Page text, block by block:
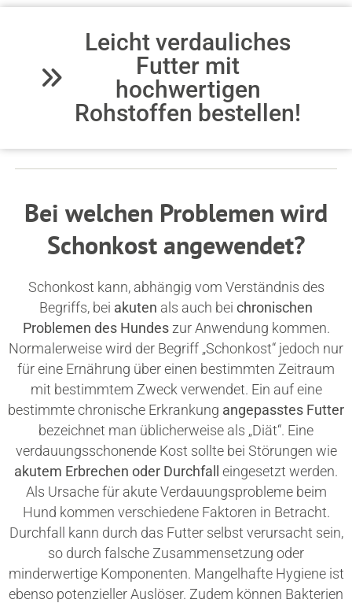
Leicht verdauliches
Futter mit
hochwertigen
Rohstoffen bestellen!
Bei welchen Problemen wird
Schonkost angewendet?
Schonkost kann, abhängig vom Verständnis des
Begriffs, bei akuten als auch bei chronischen
Problemen des Hundeszur Anwendung kommen.
Normalerweise wird der Begriff „Schonkost“ jedoch nur
für eine Ernährung über einen bestimmten Zeitraum
mit bestimmtem Zweck verwendet. Ein auf eine
bestimmte chronische Erkrankung angepasstes Futter
bezeichnet man üblicherweise als „Diät“. Eine
verdauungsschonende Kost sollte bei Störungen wie
akutem Erbrechen oder Durchfall
eingesetzt werden.
Als Ursache für akute Verdauungsprobleme beim
Hund kommen verschiedene Faktoren in Betracht.
Durchfall kann durch das Futter selbst verursacht sein,
so durch falsche Zusammensetzung oder
minderwertige Komponenten. Mangelhafte Hygiene ist
ebenso potenzieller Auslöser. Zudem können Bakterien